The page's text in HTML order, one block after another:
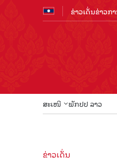
ຂ່າວເດັ່ນຂ່າວກ
ສະເໜີ ພັກປປ ລາວ
ຂ່າວເດັ່ນ